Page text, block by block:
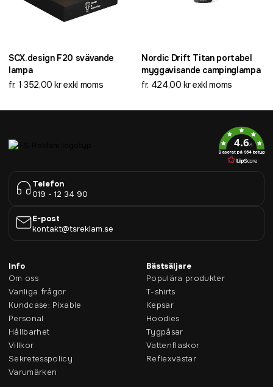
SCX.design F20 svävande
lampa
fr. 1 352,00 kr exkl moms
Nordic Drift Titan portabel
myggavisande campinglampa
fr. 424,00 kr exkl moms
4.6/5
Baserat på 954 betyg
Telefon
019 - 12 34 90
E-post
kontakt@tsreklam.se
Info
Om oss
Vanliga frågor
Kundcase: Pixable
Personal
Hållbarhet
Villkor
Sekretesspolicy
Varumärken
Bästsäljare
Populära produkter
T-shirts
Kepsar
Hoodies
Tygpåsar
Vattenflaskor
Reflexvästar